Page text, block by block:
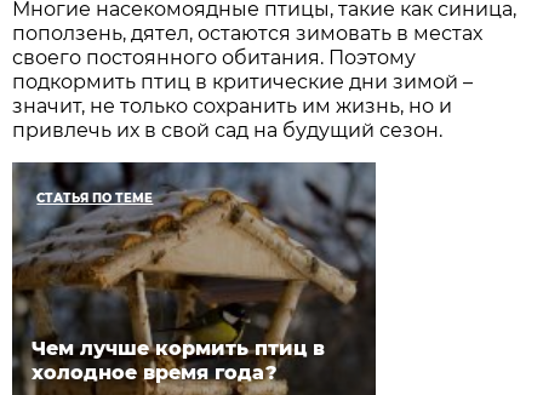
Многие насекомоядные птицы, такие как синица,
поползень, дятел, остаются зимовать в местах
своего постоянного обитания. Поэтому
подкормить птиц в критические дни зимой –
значит, не только сохранить им жизнь, но и
привлечь их в свой сад на будущий сезон.
СТАТЬЯ ПО ТЕМЕ
Чем лучше кормить птиц в
холодное время года?